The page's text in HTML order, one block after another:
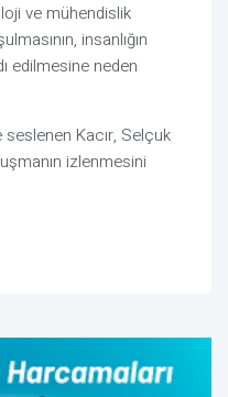
ve mühendislik
insanlığın
edilmesine neden
seslenen Kacır, Selçuk
izlenmesini